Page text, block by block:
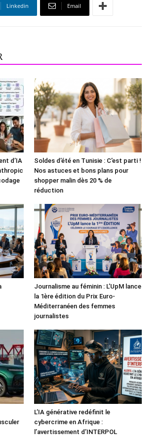
Linkedin Email
d’IA
Soldes d’été en Tunisie : C’est parti !
Nos astuces et bons plans pour
shopper malin dès 20 % de
réduction
Journalisme au féminin : L’UpM lance
la 1ère édition du Prix Euro-
Méditerranéen des femmes
journalistes
L’IA générative redéfinit le
cybercrime en Afrique :
l’avertissement d’INTERPOL